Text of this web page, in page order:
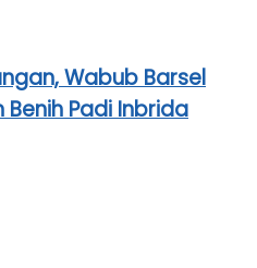
Wabub Barsel
Padi Inbrida